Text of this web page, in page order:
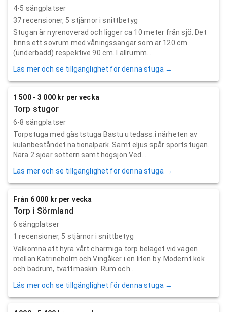
4-5 sängplatser
37recensioner, 5 stjärnor i snittbetyg
Stugan är nyrenoverad och ligger ca 10 meter från sjö. Det
finns ett sovrum med våningssängar som är 120 cm
(underbädd) respektive 90 cm. I allrumm...
Läs mer och se tillgänglighet för denna stuga →
1 500 - 3 000 kr per vecka
Torp stugor
6-8 sängplatser
Torpstuga med gäststuga Bastu utedass.i närheten av
kulanbeståndet nationalpark. Samt eljus spår sportstugan.
Nära 2 sjöar sottern samt högsjön Ved...
Läs mer och se tillgänglighet för denna stuga →
Från 6 000 kr per vecka
Torp i Sörmland
6 sängplatser
1 recensioner, 5 stjärnor i snittbetyg
Välkomna att hyra vårt charmiga torp beläget vid vägen
mellan Katrineholm och Vingåker i en liten by. Modernt kök
och badrum, tvättmaskin. Rum och...
Läs mer och se tillgänglighet för denna stuga →